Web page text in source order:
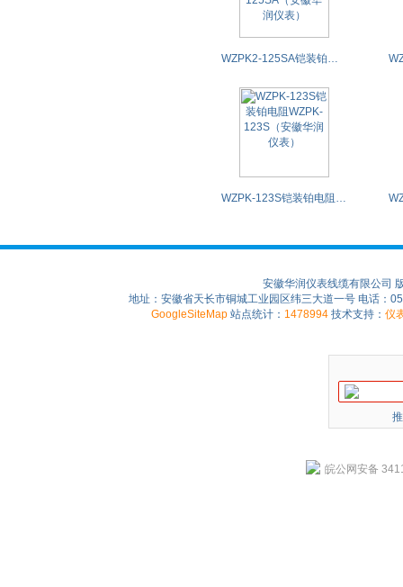
WZPK2-125SA铠装铂电阻WZPK2-125SA（安徽华润仪表）
WZPK-123S铠装铂电阻WZPK-123S（安徽华润仪表）
安徽华润仪表线缆有限公司
地址：安徽省天长市铜城工业园区纬三大道一号 电话：
GoogleSiteMap 站点统计： 1478994 技术支持： 仪
皖公网安备